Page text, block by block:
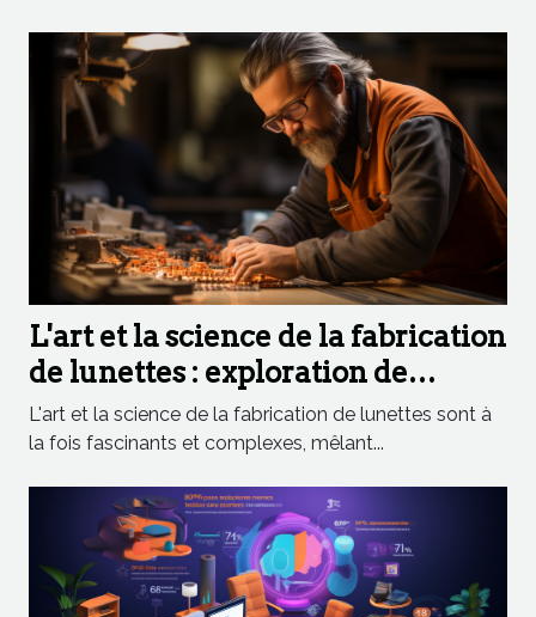
L'art et la science de la fabrication
de lunettes : exploration de
l'artisanat lunetier
L'art et la science de la fabrication de lunettes sont à
la fois fascinants et complexes, mêlant...